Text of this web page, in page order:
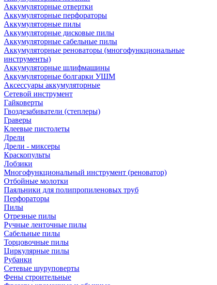
Аккумуляторные отвертки
Аккумуляторные перфораторы
Аккумуляторные пилы
Аккумуляторные дисковые пилы
Аккумуляторные сабельные пилы
Аккумуляторные реноваторы (многофункциональные
инструменты)
Аккумуляторные шлифмашины
Аккумуляторные болгарки УШМ
Аксессуары аккумуляторные
Сетевой инструмент
Гайковерты
Гвоздезабиватели (степлеры)
Граверы
Клеевые пистолеты
Дрели
Дрели - миксеры
Краскопульты
Лобзики
Многофункциональный инструмент (реноватор)
Отбойные молотки
Паяльники для полипропиленовых труб
Перфораторы
Пилы
Отрезные пилы
Ручные ленточные пилы
Сабельные пилы
Торцовочные пилы
Циркулярные пилы
Рубанки
Сетевые шуруповерты
Фены строительные